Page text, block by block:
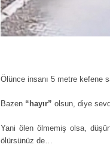
Ölünce insanı 5 metre kefene
Bazen “hayır” olsun, diye
Yani ölen ölmemiş olsa,
ölürsünüz de…